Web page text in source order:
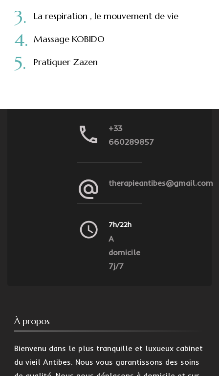
La respiration , le mouvement de vie
Massage KOBIDO
Pratiquer Zazen
+33
660289857
therapieantibes@gmail.com
7h/22h
A
domicile
7j/7
À propos
Bienvenu dans le plus tranquille et luxueux cabinet
du vieil Antibes. Nous vous garantissons des soins